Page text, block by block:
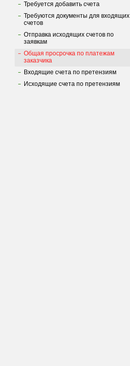
Требуется добавить счета
Требуются документы для входящих
счетов
Отправка исходящих счетов по
заявкам
Общая просрочка по платежам
заказчика
Входящие счета по претензиям
Исходящие счета по претензиям